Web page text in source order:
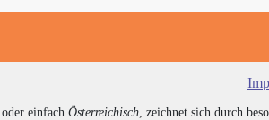
, oder einfach Österreichisch , zeichnet sich durch